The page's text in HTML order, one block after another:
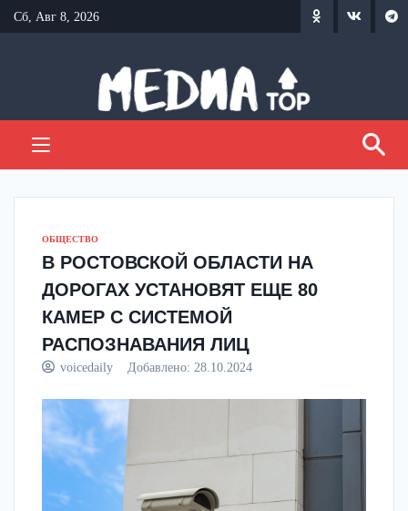
Перейти
к
Сб, Авг 8, 2026
ОБЩЕСТВО
В РОСТОВСКОЙ ОБЛАСТИ НА
ДОРОГАХ УСТАНОВЯТ ЕЩЕ 80
КАМЕР С СИСТЕМОЙ
РАСПОЗНАВАНИЯ ЛИЦ
voicedaily Добавлено: 28.10.2024